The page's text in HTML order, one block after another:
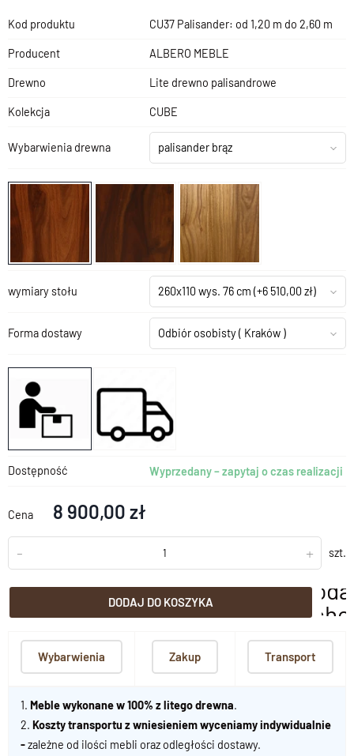
Kod produktu CU37 Palisander: od 1,20 m do 2,60 m
Producent ALBERO MEBLE
Drewno Lite drewno palisandrowe
Kolekcja CUBE
Wybarwienia drewna palisander brąz
wymiary stołu 260x110 wys. 76 cm (+6 510,00 zł)
Forma dostawy Odbiór osobisty( Kraków )
Dostępność Wyprzedany – zapytaj o czas realizacji
Cena 8 900,00 zł
- + szt.
DODAJ DO KOSZYKA
Wybarwienia Zakup Transport
1. Meble wykonane w 100% z litego drewna.
2. Koszty transportu z wniesieniem wyceniamy indywidualnie
-zależne od ilości mebli oraz odległości dostawy.